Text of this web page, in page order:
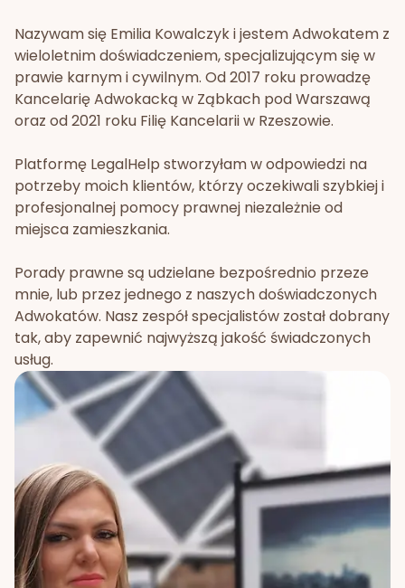
Nazywam się Emilia Kowalczyk i jestem Adwokatem z
wieloletnim doświadczeniem, specjalizującym się w
prawie karnym i cywilnym. Od 2017 roku prowadzę
Kancelarię Adwokacką w Ząbkach pod Warszawą
oraz od 2021 roku Filię Kancelarii w Rzeszowie.
Platformę LegalHelp stworzyłam w odpowiedzi na
potrzeby moich klientów, którzy oczekiwali szybkiej i
profesjonalnej pomocy prawnej niezależnie od
miejsca zamieszkania.
Porady prawne są udzielane bezpośrednio przeze
mnie, lub przez jednego z naszych doświadczonych
Adwokatów. Nasz zespół specjalistów został dobrany
tak, aby zapewnić najwyższą jakość świadczonych
usług.